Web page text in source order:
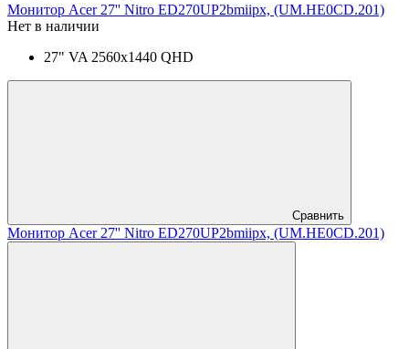
Монитор Acer 27'' Nitro ED270UP2bmiipx, (UM.HE0CD.201)
Нет в наличии
27" VA 2560x1440 QHD
Сравнить
Монитор Acer 27'' Nitro ED270UP2bmiipx, (UM.HE0CD.201)